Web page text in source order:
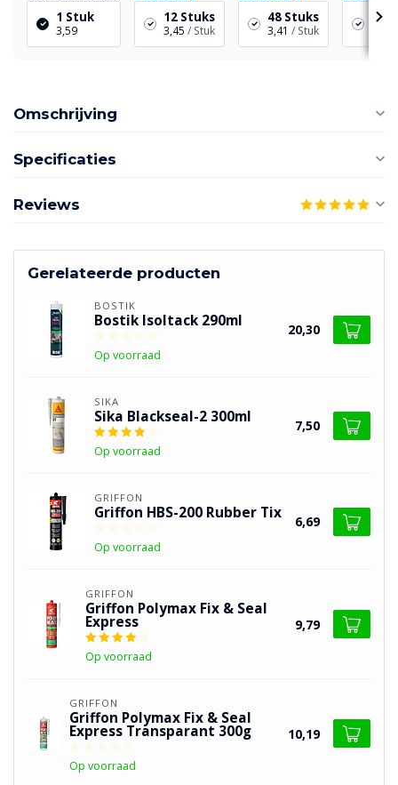
1 Stuk
3,59
12 Stuks
3,45 / Stuk
48 Stuks
3,41 / Stuk
96
Omschrijving
Specificaties
Reviews
Gerelateerde producten
BOSTIK
Bostik Isoltack 290ml
Op voorraad
20,30
SIKA
Sika Blackseal-2 300ml
Op voorraad
7,50
GRIFFON
Griffon HBS-200 Rubber Tix
Op voorraad
6,69
GRIFFON
Griffon Polymax Fix & Seal
Express
Op voorraad
9,79
GRIFFON
Griffon Polymax Fix & Seal
Express Transparant 300g
Op voorraad
10,19